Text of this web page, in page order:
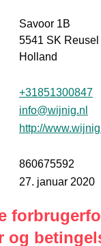
Savoor 1B
5541 SK Reusel
Holland
+31851300847
info@wijnig.nl
http://
860675592
27. januar 2020
og